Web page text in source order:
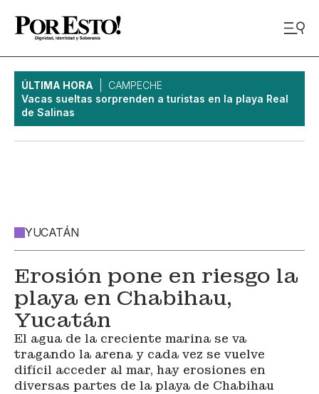
ÚLTIMA HORA
CAMPECHE
Vacas sueltas sorprenden a turistas en la playa Real
de Salinas
YUCATÁN
Erosión pone en riesgo la
playa en Chabihau,
Yucatán
El agua de la creciente marina se va
tragando la arena y cada vez se vuelve
difícil acceder al mar, hay erosiones en
diversas partes de la playa de Chabihau